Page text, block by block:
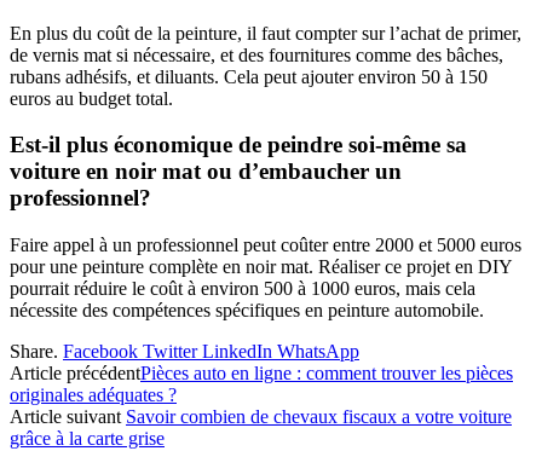
En plus du coût de la peinture, il faut compter sur l’achat de primer,
de vernis mat si nécessaire, et des fournitures comme des bâches,
rubans adhésifs, et diluants. Cela peut ajouter environ 50 à 150
euros au budget total.
Est-il plus économique de peindre soi-même sa
voiture en noir mat ou d’embaucher un
professionnel?
Faire appel à un professionnel peut coûter entre 2000 et 5000 euros
pour une peinture complète en noir mat. Réaliser ce projet en DIY
pourrait réduire le coût à environ 500 à 1000 euros, mais cela
nécessite des compétences spécifiques en peinture automobile.
Share. Facebook Twitter LinkedIn WhatsApp
Article précédentPièces auto en ligne : comment trouver les pièces
originales adéquates ?
Article suivant Savoir combien de chevaux fiscaux a votre voiture
grâce à la carte grise